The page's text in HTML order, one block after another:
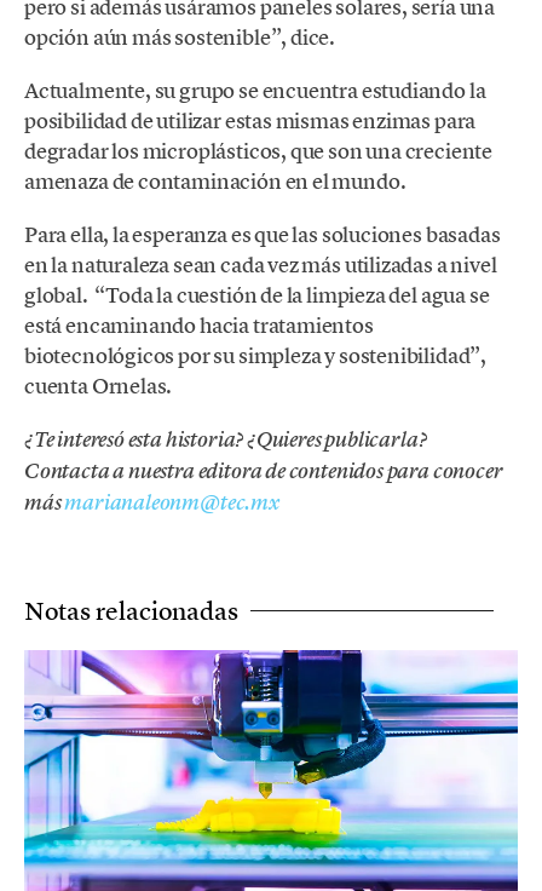
pero si además usáramos paneles solares, sería una
opción aún más sostenible”, dice.
Actualmente, su grupo se encuentra estudiando la
posibilidad de utilizar estas mismas enzimas para
degradar los microplásticos, que son una creciente
amenaza de contaminación en el mundo.
Para ella, la esperanza es que las soluciones basadas
en la naturaleza sean cada vez más utilizadas a nivel
global. “Toda la cuestión de la limpieza del agua se
está encaminando hacia tratamientos
biotecnológicos por su simpleza y sostenibilidad”,
cuenta Ornelas.
¿Te interesó esta historia? ¿Quieres publicarla?
Contacta a nuestra editora de contenidos para conocer
másmarianaleonm@tec.mx
Notas relacionadas